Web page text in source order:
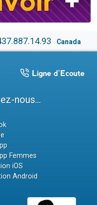
Canada
nous...
Femmes
iOS
Android